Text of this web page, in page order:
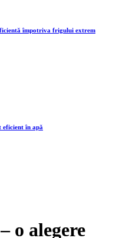
împotriva frigului extrem
eficient în apă
o alegere